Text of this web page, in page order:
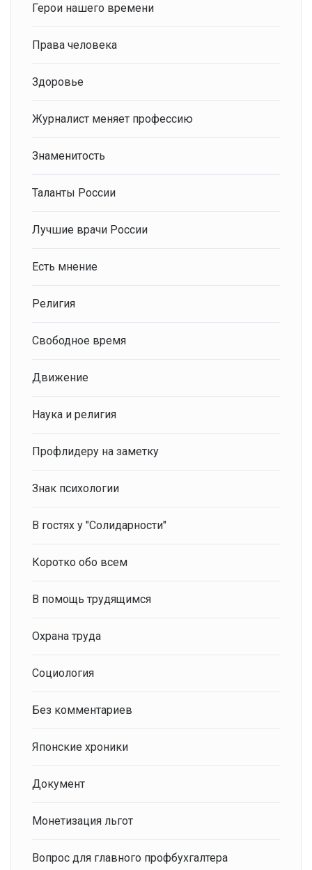
Герои нашего времени
Права человека
Здоровье
Журналист меняет профессию
Знаменитость
Таланты России
Лучшие врачи России
Есть мнение
Религия
Свободное время
Движение
Наука и религия
Профлидеру на заметку
Знак психологии
В гостях у "Солидарности"
Коротко обо всем
В помощь трудящимся
Охрана труда
Социология
Без комментариев
Японские хроники
Документ
Монетизация льгот
Вопрос для главного профбухгалтера